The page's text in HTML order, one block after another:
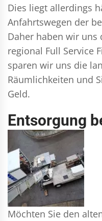
Dies liegt allerdings
Anfahrtswegen der
Daher haben wir uns
regional Full Service
sparen wir uns die
Räumlichkeiten und
Geld.
Entsorgung
Möchten Sie den